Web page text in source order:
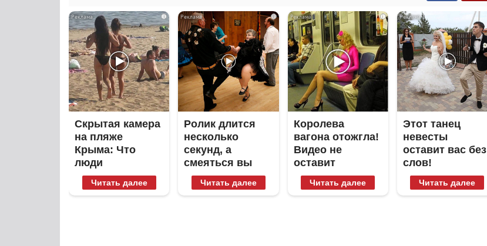
i
Скрытая камера
на пляже
Крыма: Что
люди
вытворяют,
когда их не
Читать далее
i
Ролик длится
несколько
секунд, а
смеяться вы
будете долго
Читать далее
i
Королева
вагона отожгла!
Видео не
оставит
равнодушным
Читать далее
Этот танец
невесты
оставит вас без
слов!
Пересмотрела
10 раз
Читать далее